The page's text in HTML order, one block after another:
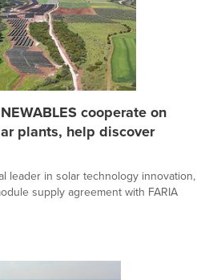
cooperate on
plants, help discover
leader in solar technology innovation,
supply agreement with FARIA